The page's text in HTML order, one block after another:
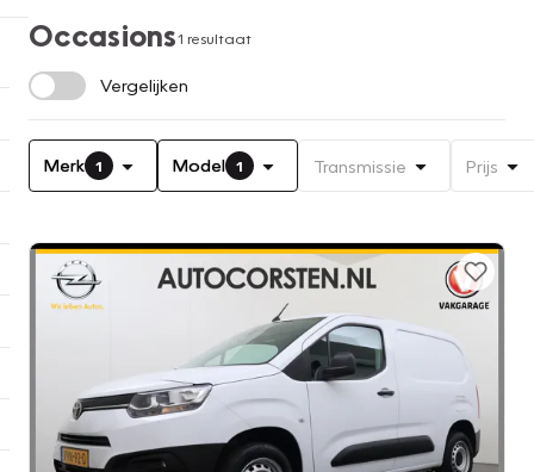
Occasions1 resultaat
Vergelijken
Merk 1 Model 1 Transmissie Prijs